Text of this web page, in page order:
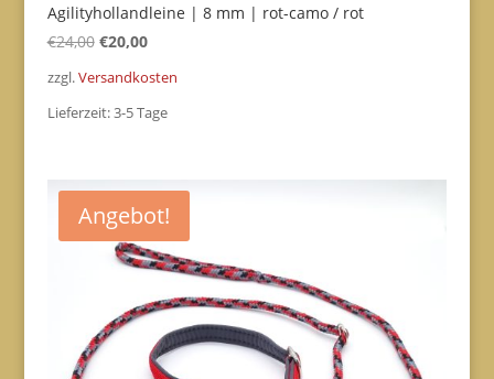
Agilityhollandleine | 8 mm | rot-camo / rot
€24,00 Ursprünglicher
€24,00
€20,00Aktueller
€20,00.
zzgl.Versandkosten
Lieferzeit:3-5 Tage
Angebot!